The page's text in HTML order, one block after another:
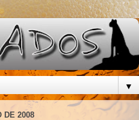
▼
DE 2008